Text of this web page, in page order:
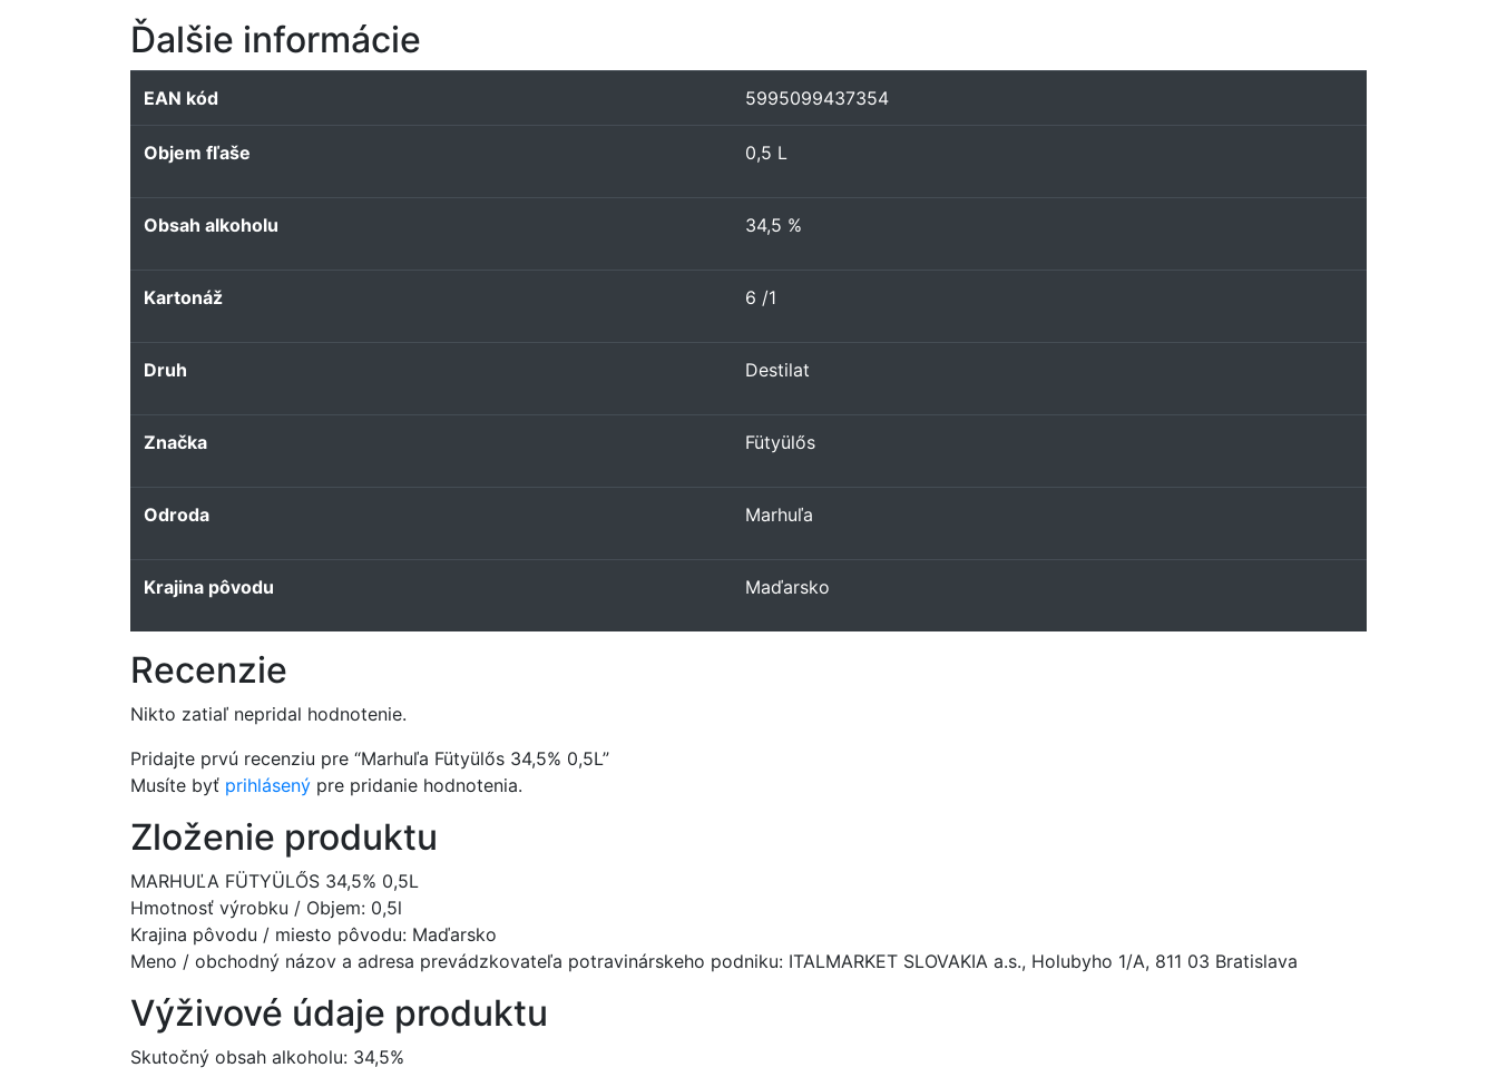
Ďalšie informácie
EAN kód 5995099437354
Objem fľaše 0,5 L
Obsah alkoholu 34,5 %
Kartonáž 6 /1
Druh Destilat
Značka Fütyülős
Odroda Marhuľa
Krajina pôvodu Maďarsko
Recenzie
Nikto zatiaľ nepridal hodnotenie.
Pridajte prvú recenziu pre “Marhuľa Fütyülős 34,5% 0,5L”
Musíte byť prihlásený pre pridanie hodnotenia.
Zloženie produktu
MARHUĽA FÜTYÜLŐS 34,5% 0,5L
Hmotnosť výrobku / Objem: 0,5l
Krajina pôvodu / miesto pôvodu: Maďarsko
Meno / obchodný názov a adresa prevádzkovateľa potravinárskeho podniku: ITALMARKET SLOVAKIA a.s., Holubyho 1/A, 811 03 Bratislava
Výživové údaje produktu
Skutočný obsah alkoholu: 34,5%